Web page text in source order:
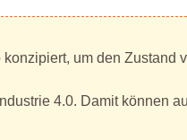
um den
4.0. Damit können